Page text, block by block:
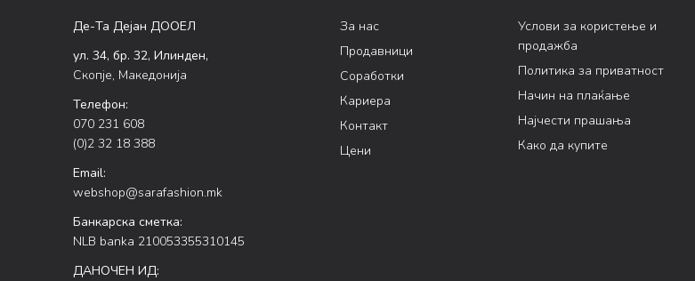
Де-Та Дејан ДООЕЛ
ул. 34, бр. 32, Илинден,
Скопје, Македонија
Телефон:
070 231 608
(0)2 32 18 388
Email:
webshop@sarafashion.mk
Банкарска сметка:
NLB banka 210053355310145
ДАНОЧЕН ИД:
За нас
Продавници
Соработки
Кариера
Контакт
Цени
Услови за користење и
продажба
Политика за приватност
Начин на плаќање
Најчести прашања
Како да купите